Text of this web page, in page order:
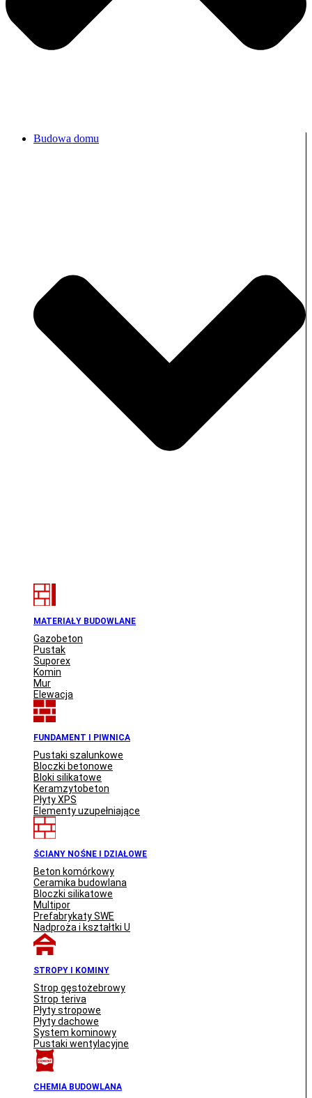
Budowa domu
MATERIAŁY BUDOWLANE
Gazobeton
Pustak
Suporex
Komin
Mur
Elewacja
FUNDAMENT I PIWNICA
Pustaki szalunkowe
Bloczki betonowe
Bloki silikatowe
Keramzytobeton
Płyty XPS
Elementy uzupełniające
ŚCIANY NOŚNE I DZIAŁOWE
Beton komórkowy
Ceramika budowlana
Bloczki silikatowe
Multipor
Prefabrykaty SWE
Nadproża i kształtki U
STROPY I KOMINY
Strop gęstożebrowy
Strop teriva
Płyty stropowe
Płyty dachowe
System kominowy
Pustaki wentylacyjne
CHEMIA BUDOWLANA